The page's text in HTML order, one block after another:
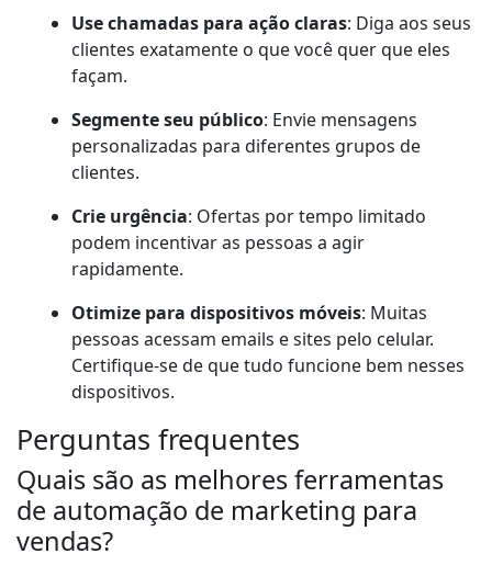
Use chamadas para ação claras: Diga aos seus
clientes exatamente o que você quer que eles
façam.
Segmente seu público: Envie mensagens
personalizadas para diferentes grupos de
clientes.
Crie urgência: Ofertas por tempo limitado
podem incentivar as pessoas a agir
rapidamente.
Otimize para dispositivos móveis: Muitas
pessoas acessam emails e sites pelo celular.
Certifique-se de que tudo funcione bem nesses
dispositivos.
Perguntas frequentes
Quais são as melhores ferramentas
de automação de marketing para
vendas?